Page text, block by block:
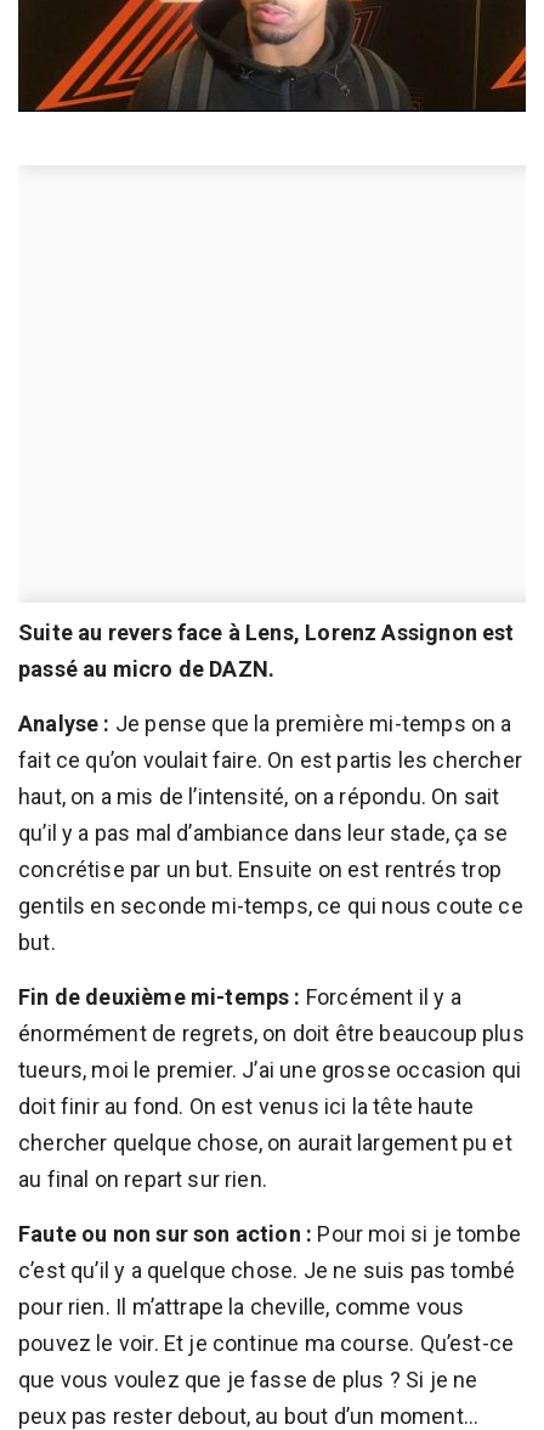
Suite au revers face à Lens, Lorenz Assignon est
passé au micro de DAZN.
Analyse : Je pense que la première mi-temps on a
fait ce qu’on voulait faire. On est partis les chercher
haut, on a mis de l’intensité, on a répondu. On sait
qu’il y a pas mal d’ambiance dans leur stade, ça se
concrétise par un but. Ensuite on est rentrés trop
gentils en seconde mi-temps, ce qui nous coute ce
but.
Fin de deuxième mi-temps : Forcément il y a
énormément de regrets, on doit être beaucoup plus
tueurs, moi le premier. J’ai une grosse occasion qui
doit finir au fond. On est venus ici la tête haute
chercher quelque chose, on aurait largement pu et
au final on repart sur rien.
Faute ou non sur son action : Pour moi si je tombe
c’est qu’il y a quelque chose. Je ne suis pas tombé
pour rien. Il m’attrape la cheville, comme vous
pouvez le voir. Et je continue ma course. Qu’est-ce
que vous voulez que je fasse de plus ? Si je ne
peux pas rester debout, au bout d’un moment…